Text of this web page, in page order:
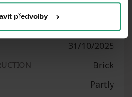
předvolby
31/10/2025
Brick
Partly